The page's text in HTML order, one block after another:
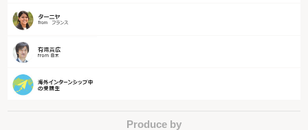
Produce by